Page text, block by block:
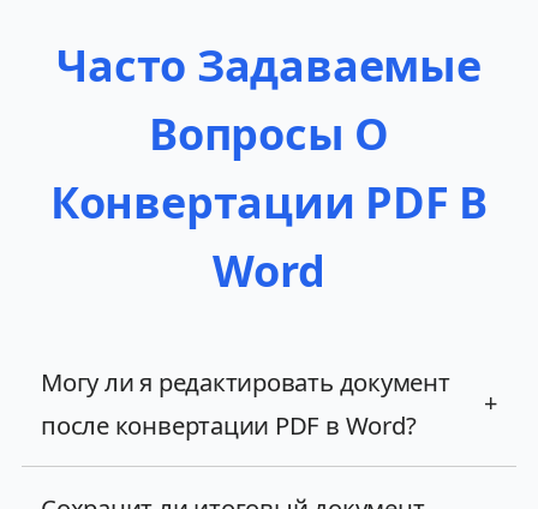
Часто Задаваемые
Вопросы О
Конвертации PDF В
Word
Могу ли я редактировать документ
после конвертации PDF в Word?
+